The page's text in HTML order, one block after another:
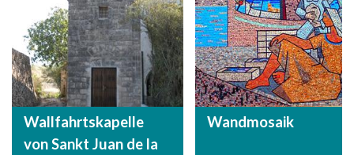
Wallfahrtskapelle
von Sankt Juan de la
Wandmosaik